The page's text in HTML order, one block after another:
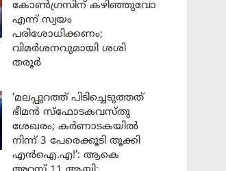
കോൺഗ്രസിന് കഴിഞ്ഞുവോ
എന്ന് സ്വയം
പരിശോധിക്കണം;
വിമർശനവുമായി ശശി
തരൂർ
‘മലപ്പുറത്ത് പിടിച്ചെടുത്തത്
ഭീമൻ സ്ഫോടകവസ്തു
ശേഖരം; കർണാടകയിൽ
നിന്ന് 3 പേരെക്കൂടി തൂക്കി
എൻഐ.എ!’: ആകെ